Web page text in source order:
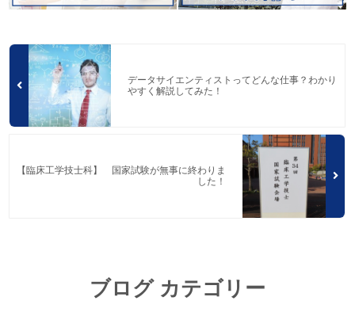
データサイエンティストってどんな仕事？わかり
やすく解説してみた！
【臨床工学技士科】 国家試験が無事に終わりま
した！
ブログ カテゴリー